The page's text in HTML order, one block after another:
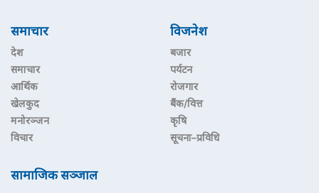
समाचार
देश
समाचार
आर्थिक
खेलकुद
मनोरञ्जन
विचार
विजनेश
बजार
पर्यटन
रोजगार
बैंक/वित्त
कृषि
सूचना–प्रविधि
सामाजिक सञ्जाल